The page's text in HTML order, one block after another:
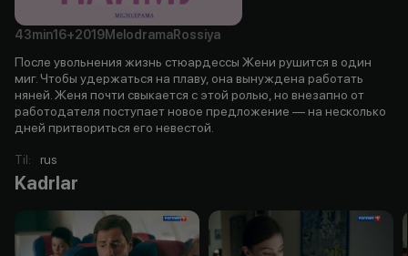
43min16+2019MelodramaRossiya
После увольнения жизнь стюардессы Жени рушится в один
миг. Чтобы удержаться на плаву, она вынуждена работать
няней. Женя почти свыкается с этой ролью, но внезапно от
работодателя поступает новое предложение — на несколько
дней притвориться его невестой.
Til: rus
Kadrlar